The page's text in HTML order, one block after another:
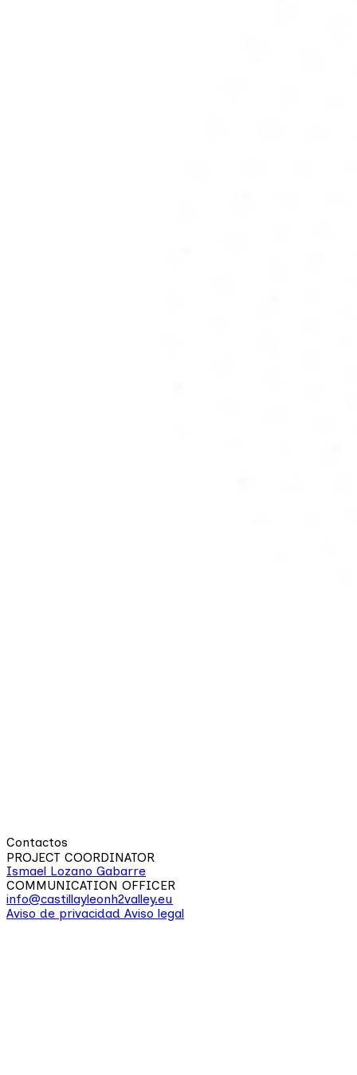
Contactos
PROJECT COORDINATOR
Ismael Lozano Gabarre
COMMUNICATION OFFICER
info@castillayleonh2valley.eu
Aviso de privacidad Aviso legal